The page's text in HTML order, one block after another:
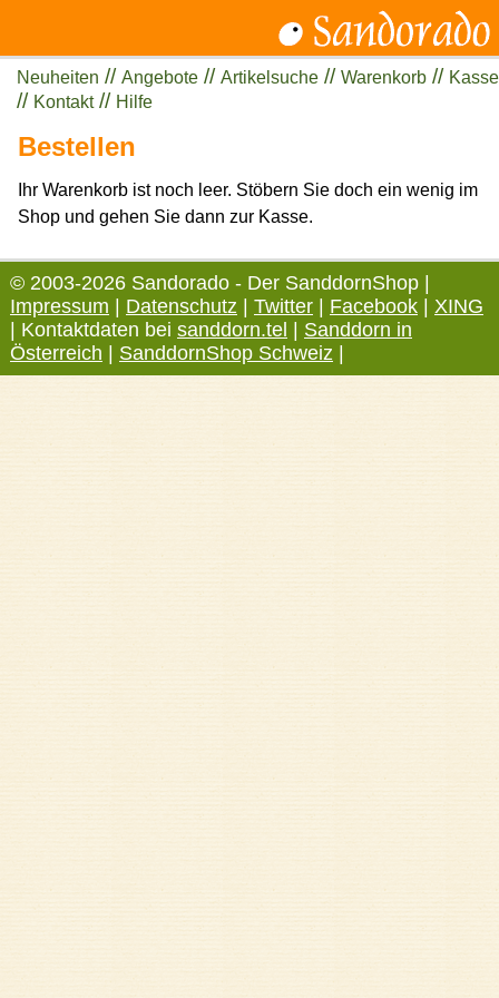
Neuheiten // Angebote // Artikelsuche // Warenkorb // Kasse
// Kontakt// Hilfe
Bestellen
Ihr Warenkorb ist noch leer. Stöbern Sie doch ein wenig im
Shop und gehen Sie dann zur Kasse.
© 2003-2026 Sandorado - Der SanddornShop |
Impressum | Datenschutz | Twitter | Facebook | XING
| Kontaktdaten bei sanddorn.tel | Sanddorn in
Österreich | SanddornShop Schweiz |